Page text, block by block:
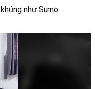
như Sumo